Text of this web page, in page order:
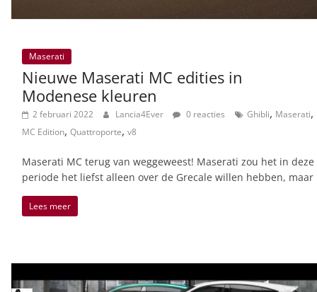
Maserati
Nieuwe Maserati MC edities in
Modenese kleuren
2 februari 2022 Lancia4Ever 0 reacties Ghibli, Maserati,
MC Edition, Quattroporte, v8
Maserati MC terug van weggeweest! Maserati zou het in deze
periode het liefst alleen over de Grecale willen hebben, maar
Lees meer